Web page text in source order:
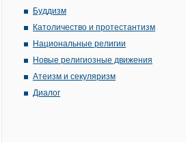
Буддизм
Католичество и протестантизм
Национальные религии
Новые религиозные движения
Атеизм и секуляризм
Диалог